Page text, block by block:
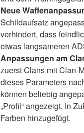
Neue
Schildaufsatz
verhindert, dass
etwas langsameren
Anpassungen am
zuerst Clans mit Clan-
dieses Parameters
können beliebig
„Profil“ angezeigt. In
Farben hinzugefügt.